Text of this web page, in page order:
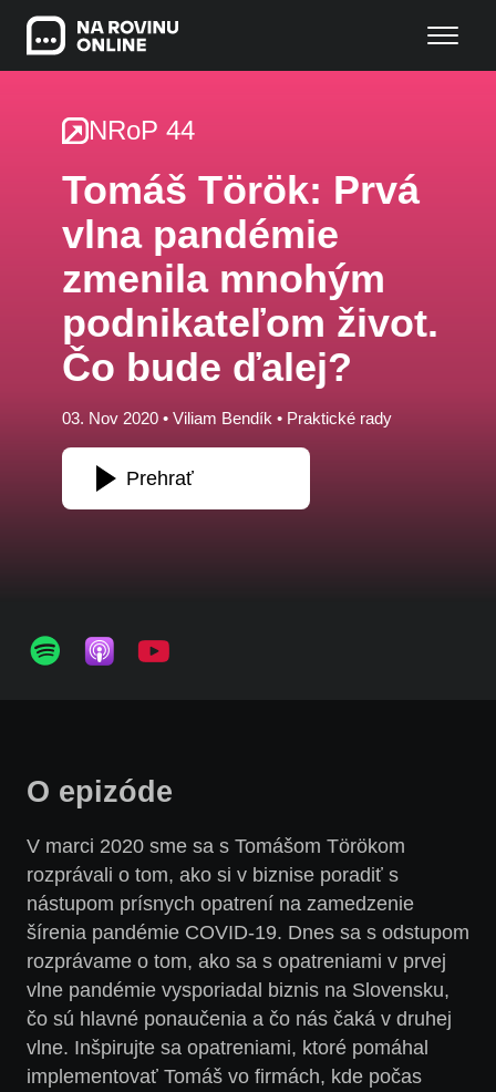
NRoP 44
Tomáš Török: Prvá
vlna pandémie
zmenila mnohým
podnikateľom život.
Čo bude ďalej?
03. Nov 2020 • Viliam Bendík • Praktické rady
Prehrať
O epizóde
V marci 2020 sme sa s Tomášom Törökom
rozprávali o tom, ako si v biznise poradiť s
nástupom prísnych opatrení na zamedzenie
šírenia pandémie COVID-19. Dnes sa s odstupom
rozprávame o tom, ako sa s opatreniami v prvej
vlne pandémie vysporiadal biznis na Slovensku,
čo sú hlavné ponaučenia a čo nás čaká v druhej
vlne. Inšpirujte sa opatreniami, ktoré pomáhal
implementovať Tomáš vo firmách, kde počas